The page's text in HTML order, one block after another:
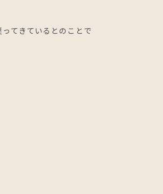
てきているとのことで